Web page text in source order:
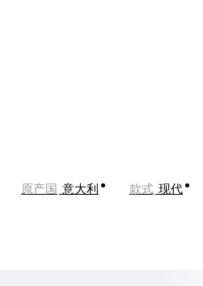
原产国 意大利 款式 现代